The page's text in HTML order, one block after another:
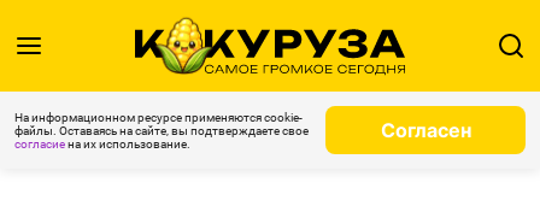
На информационном ресурсе применяются cookie-
файлы. Оставаясь на сайте, вы подтверждаете свое
согласиена их использование.
Согласен